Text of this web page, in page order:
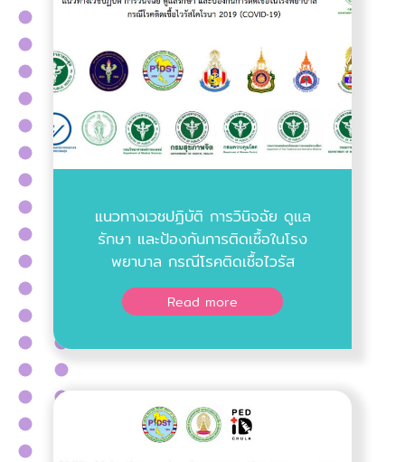
แนวทางเวชปฏิบัติ การวินิจฉัย ดูแล
รักษา และป้องกันการติดเชื้อในโรง
พยาบาล กรณีโรคติดเชื้อไวรัส
โคโรนา 2019 (COVID-19) ฉบับ
ปรับปรุง วันที่ 18 เมษายน พ.ศ.
Read more